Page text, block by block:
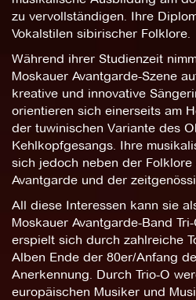
zu vervollständigen. Ihre
Vokalstilen sibirischer Folklore.
Während ihrer Studienzeit
Moskauer Avantgarde-Szene
kreative und innovative
orientieren sich einerseits am
der tuwinischen Variante des
Kehlkopfgesangs. Ihre
sich jedoch neben der
Avantgarde und der
All diese Interessen kann sie
Moskauer Avantgarde-Band
erspielt sich durch zahlreiche
Alben Ende der 80er/Anfang
Anerkennung. Durch Trio-O
europäischen Musiker und